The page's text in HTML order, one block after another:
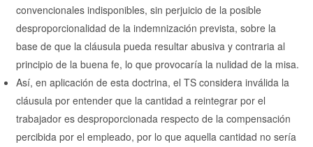
convencionales indisponibles, sin perjuicio de la posible
desproporcionalidad de la indemnización prevista, sobre la
base de que la cláusula pueda resultar abusiva y contraria al
principio de la buena fe, lo que provocaría la nulidad de la misa.
Así, en aplicación de esta doctrina, el TS considera inválida la
cláusula por entender que la cantidad a reintegrar por el
trabajador es desproporcionada respecto de la compensación
percibida por el empleado, por lo que aquella cantidad no sería